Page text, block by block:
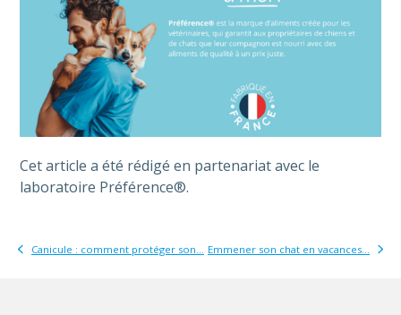
Cet article a été rédigé en partenariat avec le
laboratoire Préférence®.
Canicule : comment protéger son... Emmener son chat en vacances...